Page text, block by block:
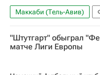
Маккаби (Тель-Авив)
Лига Европы УЕФА 2026-
Спорт
"Штутгарт" обыграл
матче Лиги Европы